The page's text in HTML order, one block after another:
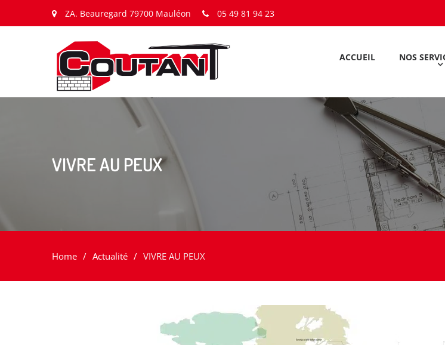
ZA. Beauregard 79700 Mauléon 05 49 81 94 23
ACCUEIL NOS
VIVRE AU PEUX
Home Actualité VIVRE AU PEUX